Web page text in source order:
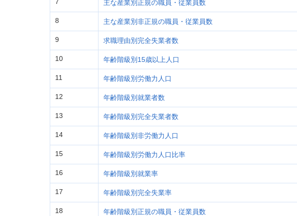
主な産業別正規の職員・従業員数
8 主な産業別非正規の職員・従業員数
9 求職理由別完全失業者数
10 年齢階級別15歳以上人口
11 年齢階級別労働力人口
12 年齢階級別就業者数
13 年齢階級別完全失業者数
14 年齢階級別非労働力人口
15 年齢階級別労働力人口比率
16 年齢階級別就業率
17 年齢階級別完全失業率
18 年齢階級別正規の職員・従業員数